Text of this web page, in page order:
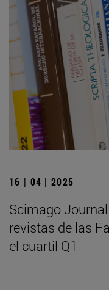
16 | 04 | 2025
Scimago
revistas de las
el cuartil Q1